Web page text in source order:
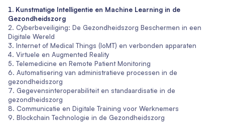
Kunstmatige Intelligentie en Machine Learning in de
Gezondheidszorg
Cyberbeveiliging: De Gezondheidszorg Beschermen in een
Digitale Wereld
Internet of Medical Things (IoMT) en verbonden apparaten
Virtuele en Augmented Reality
Telemedicine en Remote Patient Monitoring
Automatisering van administratieve processen in de
gezondheidszorg
Gegevensinteroperabiliteit en standaardisatie in de
gezondheidszorg
Communicatie en Digitale Training voor Werknemers
Blockchain Technologie in de Gezondheidszorg